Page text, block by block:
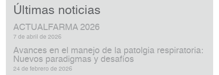
Últimas noticias
ACTUALFARMA 2026
7 de abril de 2026
Avances en el manejo de la patolgia respiratoria:
Nuevos paradigmas y desafíos
24 de febrero de 2026